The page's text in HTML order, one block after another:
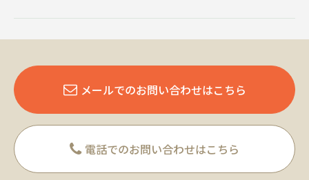
メールでのお問い合わせはこちら
電話でのお問い合わせはこちら